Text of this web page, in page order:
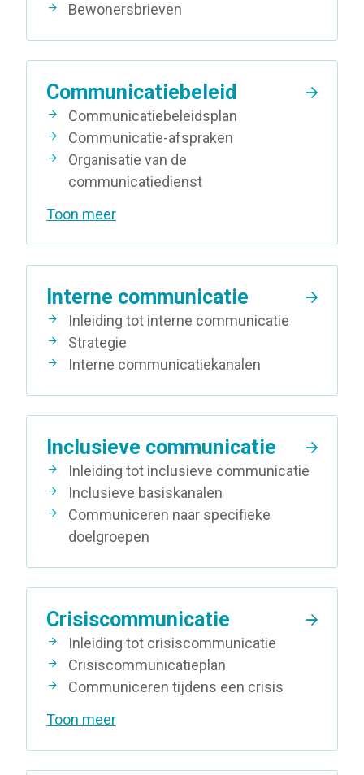
Bewonersbrieven
Communicatiebeleid
Communicatiebeleidsplan
Communicatie-afspraken
Organisatie van de
communicatiedienst
Toon meer
Interne communicatie
Inleiding tot interne communicatie
Strategie
Interne communicatiekanalen
Inclusieve communicatie
Inleiding tot inclusieve communicatie
Inclusieve basiskanalen
Communiceren naar specifieke
doelgroepen
Crisiscommunicatie
Inleiding tot crisiscommunicatie
Crisiscommunicatieplan
Communiceren tijdens een crisis
Toon meer